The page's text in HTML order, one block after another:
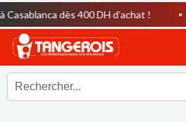
dès 400 DH d’achat !